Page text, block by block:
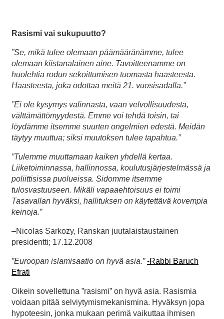
Rasismi vai sukupuutto?
”Se, mikä tulee olemaan päämääränämme, tulee
olemaan kiistanalainen aine. Tavoitteenamme on
huolehtia rodun sekoittumisen tuomasta haasteesta.
Haasteesta, joka odottaa meitä 21. vuosisadalla.”
”Ei ole kysymys valinnasta, vaan velvollisuudesta,
välttämättömyydestä. Emme voi tehdä toisin, tai
löydämme itsemme suurten ongelmien edestä. Meidän
täytyy muuttua; siksi muutoksen tulee tapahtua.”
”Tulemme muuttamaan kaiken yhdellä kertaa.
Liiketoiminnassa, hallinnossa, koulutusjärjestelmässä ja
poliittisissa puolueissa. Sidomme itsemme
tulosvastuuseen. Mikäli vapaaehtoisuus ei toimi
Tasavallan hyväksi, hallituksen on käytettävä kovempia
keinoja.”
–Nicolas Sarkozy, Ranskan juutalaistaustainen
presidentti; 17.12.2008
”Euroopan islamisaatio on hyvä asia.”-Rabbi Baruch
Efrati
Oikein sovellettuna ”rasismi” on hyvä asia. Rasismia
voidaan pitää selviytymismekanismina. Hyväksyn jopa
hypoteesin, jonka mukaan perimä vaikuttaa ihmisen